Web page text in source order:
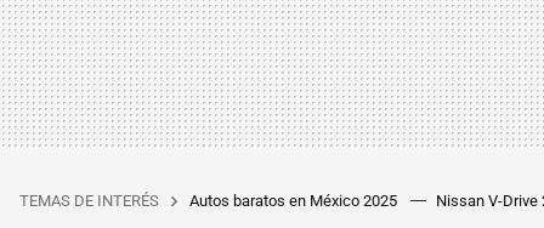
TEMAS DE INTERÉS Autos baratos en México 2025 Nissan V-Drive